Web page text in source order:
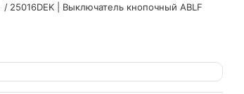
25016DEK | Выключатель кнопочный ABLF